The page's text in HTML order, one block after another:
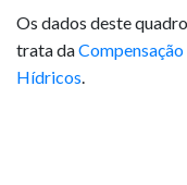
Os dados deste
trata da
Hídricos.